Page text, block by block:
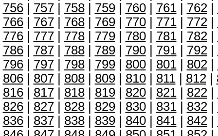
756| 757| 758| 759| 760| 761| 762|
766| 767| 768| 769| 770| 771| 772|
776| 777| 778| 779| 780| 781| 782|
786| 787| 788| 789| 790| 791| 792|
796| 797| 798| 799| 800| 801| 802|
806| 807| 808| 809| 810| 811| 812|
816| 817| 818| 819| 820| 821| 822|
826| 827| 828| 829| 830| 831| 832|
836| 837| 838| 839| 840| 841| 842|